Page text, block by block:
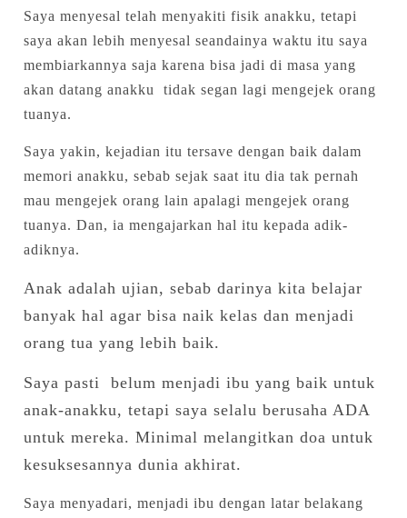
Saya menyesal telah menyakiti fisik anakku, tetapi
saya akan lebih menyesal seandainya waktu itu saya
membiarkannya saja karena bisa jadi di masa yang
akan datang anakku tidak segan lagi mengejek orang
tuanya.
Saya yakin, kejadian itu tersave dengan baik dalam
memori anakku, sebab sejak saat itu dia tak pernah
mau mengejek orang lain apalagi mengejek orang
tuanya. Dan, ia mengajarkan hal itu kepada adik-
adiknya.
Anak adalah ujian, sebab darinya kita belajar
banyak hal agar bisa naik kelas dan menjadi
orang tua yang lebih baik.
Saya pasti belum menjadi ibu yang baik untuk
anak-anakku, tetapi saya selalu berusaha ADA
untuk mereka. Minimal melangitkan doa untuk
kesuksesannya dunia akhirat.
Saya menyadari, menjadi ibu dengan latar belakang